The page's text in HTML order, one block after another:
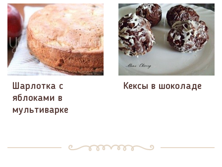
Шарлотка с
яблоками в
мультиварке
Кексы в шоколаде